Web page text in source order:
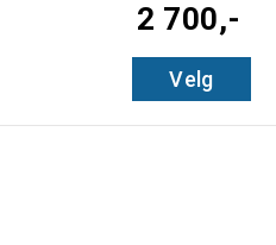
2 700,-
Velg